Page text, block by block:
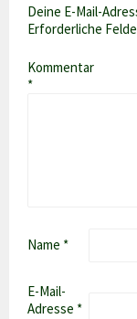
Deine E-Mail-
Erforderliche
Kommentar
*
Name *
E-Mail-
Adresse *